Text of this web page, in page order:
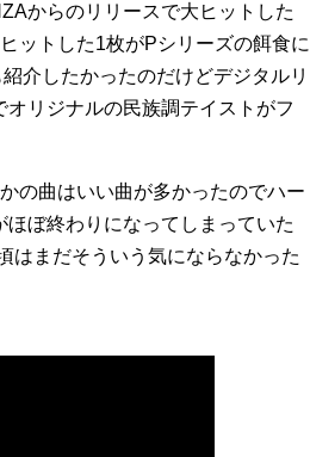
からのリリースで大ヒットした
ットした1枚がPシリーズの餌食に
介したかったのだけどデジタルリ
リジナルの民族調テイストがフ
の曲はいい曲が多かったのでハー
ぼ終わりになってしまっていた
はまだそういう気にならなかった